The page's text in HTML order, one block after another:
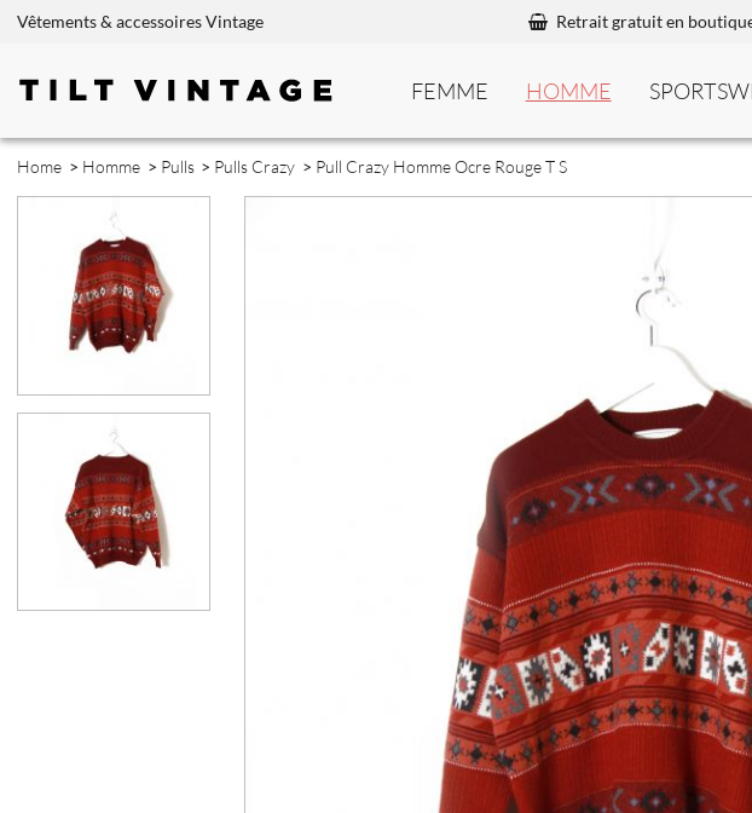
Vêtements & accessoires Vintage Retrait gratuit en
FEMME HOMME
Home > Homme > Pulls > Pulls Crazy > Pull Crazy Homme Ocre Rouge T S